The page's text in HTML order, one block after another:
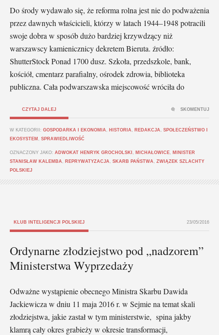
Do środy wydawało się, że reforma rolna jest nie do podważenia
przez dawnych właścicieli, którzy w latach 1944–1948 potracili
swoje dobra w sposób dużo bardziej krzywdzący niż
warszawscy kamienicznicy dekretem Bieruta. źródło:
ShutterStock Ponad 1700 dusz. Szkoła, przedszkole, bank,
kościół, cmentarz parafialny, ośrodek zdrowia, biblioteka
publiczna. Cała podwarszawska miejscowość wróciła do
CZYTAJ DALEJ
W KATEGORII: GOSPODARKA I EKONOMIA HISTORIA REDAKCJA
SPOŁECZEŃSTWO I
EKOSYSTEM
SPRAWIEDLIWOŚĆ
OZNACZONY JAKO: ADWOKAT HENRYK GROCHOLSKI MICHAŁOWICE
MINISTER
STANISŁAW KALEMBA
REPRYWATYZACJA SKARB PAŃSTWA
ZWIĄZEK SZLACHTY
POLSKIEJ
SKOMENTUJ
KLUB INTELIGENCJI POLSKIEJ 23/05/2016
Ordynarne złodziejstwo pod „nadzorem”
Ministerstwa Wyprzedaży
Odważne wystąpienie obecnego Ministra Skarbu Dawida
Jackiewicza w dniu 11 maja 2016 r. w Sejmie na temat skali
złodziejstwa, jakie zastał w tym ministerstwie, spina jakby
klamrą cały okres grabieży w okresie transformacji,